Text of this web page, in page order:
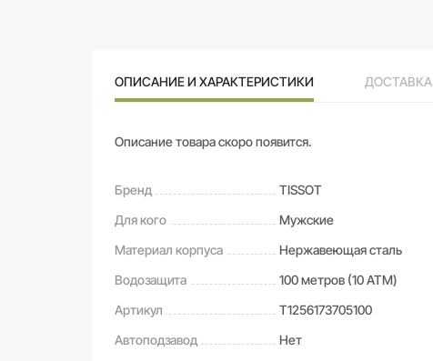
ОПИСАНИЕ И ХАРАКТЕРИСТИКИ ДОСТАВКА
Описание товара скоро появится.
Бренд TISSOT
Для кого
Мужские
Материал корпуса
Нержавеющая сталь
Водозащита
100 метров (10 ATM)
Артикул
T1256173705100
Автоподзавод
Нет